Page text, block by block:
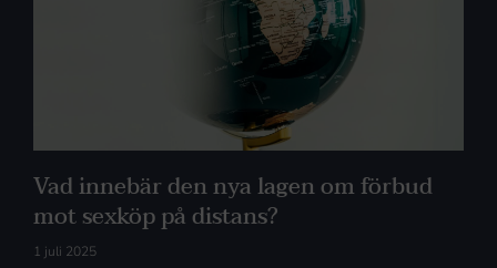
Vad innebär den nya lagen om förbud
mot sexköp på distans?
1 juli 2025